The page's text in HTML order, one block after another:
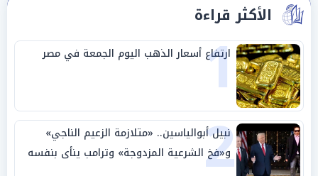
الأكثر قراءة
1
ارتفاع أسعار الذهب اليوم الجمعة في مصر
2
نبيل أبوالياسين.. «متلازمة الزعيم الناجي»
و«فخ الشرعية المزدوجة» وترامب ينأى بنفسه